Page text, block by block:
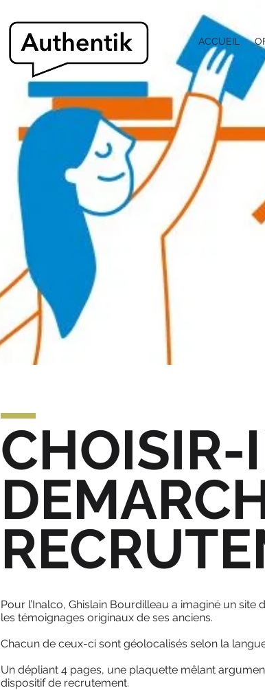
ACCUEIL
CHOISIR-
Pour l’Inalco, Ghislain Bourdilleau a imaginé un
les témoignages originaux de ses anciens.
Chacun de ceux-ci sont géolocalisés selon la
Un dépliant 4 pages, une plaquette mêlant
dispositif de recrutement.